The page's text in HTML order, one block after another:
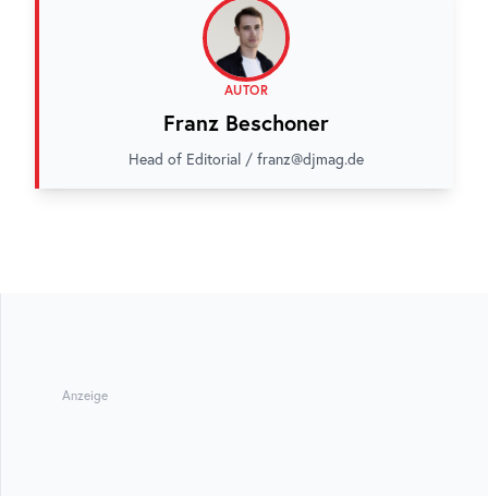
AUTOR
Franz Beschoner
Head of Editorial / franz@djmag.de
Anzeige